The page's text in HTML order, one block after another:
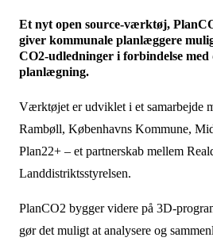
Et nyt open source-værktøj,
giver kommunale planlæggere
CO2-udledninger i forbindelse med
planlægning.
Værktøjet er udviklet i et samarbejde
Rambøll, Københavns Kommune,
Plan22+ – et partnerskab mellem
Landdistriktsstyrelsen.
PlanCO2 bygger videre på 3D-
gør det muligt at analysere og